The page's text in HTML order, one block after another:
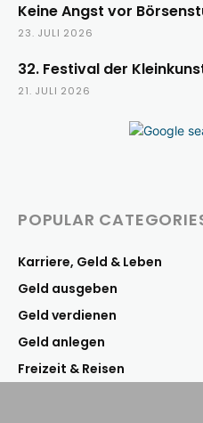
Keine Angst vor
23. JULI 2026
32. Festival der
21. JULI 2026
POPULAR
Karriere, Geld & Leben
Geld ausgeben
Geld verdienen
Geld anlegen
Freizeit & Reisen